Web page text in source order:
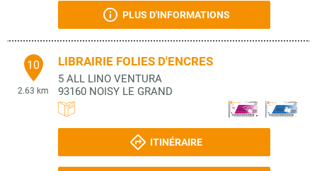
PLUS D'INFORMATIONS
10
2.63 km
LIBRAIRIE FOLIES D'ENCRES
5 ALL LINO VENTURA
93160 NOISY LE GRAND
ITINÉRAIRE